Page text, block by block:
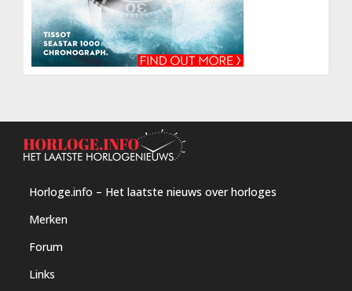
Horloge.info – Het laatste nieuws over horloges
Merken
Forum
Links